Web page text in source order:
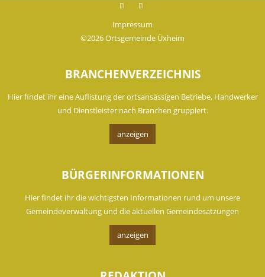
Facebookinstagram
Impressum
©2026 Ortsgemeinde Üxheim
BRANCHENVERZEICHNIS
Hier findet ihr eine Auflistung der ortsansässigen Betriebe, Handwerker
und Dienstleister nach Branchen gruppiert.
anzeigen
BÜRGERINFORMATIONEN
Hier findet ihr die wichtigsten Informationen rund um unsere
Gemeindeverwaltung und die aktuellen Gemeindesatzungen
anzeigen